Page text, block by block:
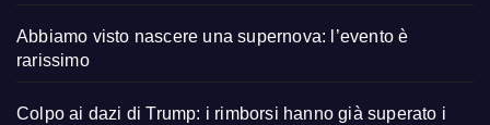
Abbiamo visto nascere una supernova: l’evento è
rarissimo
Colpo ai dazi di Trump: i rimborsi hanno già superato i